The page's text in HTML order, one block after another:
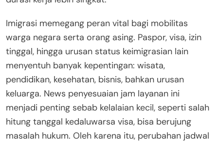
Imigrasi memegang peran vital bagi mobilitas
warga negara serta orang asing. Paspor, visa, izin
tinggal, hingga urusan status keimigrasian lain
menyentuh banyak kepentingan: wisata,
pendidikan, kesehatan, bisnis, bahkan urusan
keluarga. News penyesuaian jam layanan ini
menjadi penting sebab kelalaian kecil, seperti salah
hitung tanggal kedaluwarsa visa, bisa berujung
masalah hukum. Oleh karena itu, perubahan jadwal